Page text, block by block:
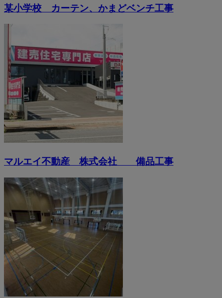
某小学校 カーテン、かまどベンチ工事
マルエイ不動産 株式会社 備品工事